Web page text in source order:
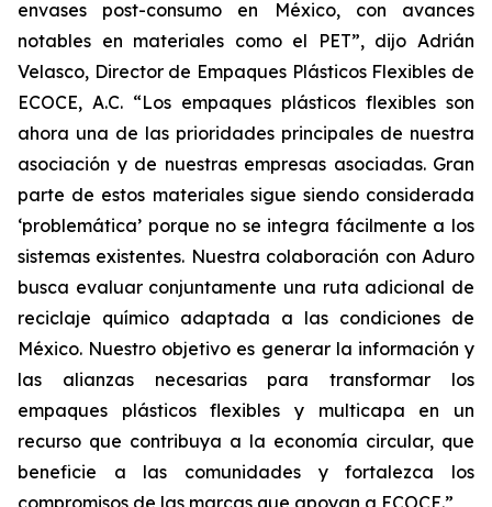
envases post-consumo en México, con avances
notables en materiales como el PET”, dijo Adrián
Velasco, Director de Empaques Plásticos Flexibles de
ECOCE, A.C. “Los empaques plásticos flexibles son
ahora una de las prioridades principales de nuestra
asociación y de nuestras empresas asociadas. Gran
parte de estos materiales sigue siendo considerada
‘problemática’ porque no se integra fácilmente a los
sistemas existentes. Nuestra colaboración con Aduro
busca evaluar conjuntamente una ruta adicional de
reciclaje químico adaptada a las condiciones de
México. Nuestro objetivo es generar la información y
las alianzas necesarias para transformar los
empaques plásticos flexibles y multicapa en un
recurso que contribuya a la economía circular, que
beneficie a las comunidades y fortalezca los
compromisos de las marcas que apoyan a ECOCE.”